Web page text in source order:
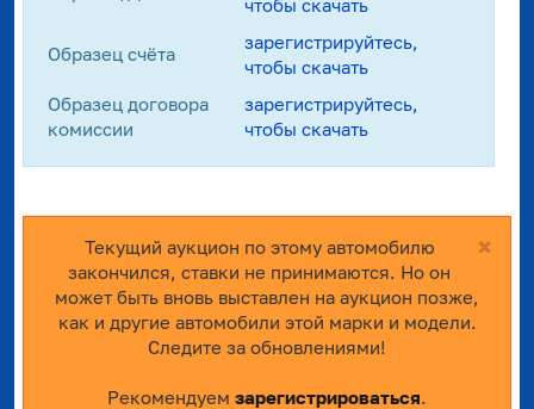
чтобы скачать
Образец счёта
зарегистрируйтесь,
чтобы скачать
Образец договора
комиссии
зарегистрируйтесь,
чтобы скачать
×
Текущий аукцион по этому автомобилю
закончился, ставки не принимаются. Но он
может быть вновь выставлен на аукцион позже,
как и другие автомобили этой марки и модели.
Следите за обновлениями!
Рекомендуем зарегистрироваться.